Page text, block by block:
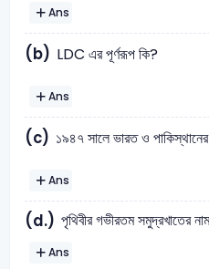
Ans
(b) LDC এর পূর্ণরূপ কি?
Ans
(c) ১৯৪৭ সালে ভারত ও
Ans
(d.) পৃথিবীর গভীরতম সমুদ্রখাতের
Ans